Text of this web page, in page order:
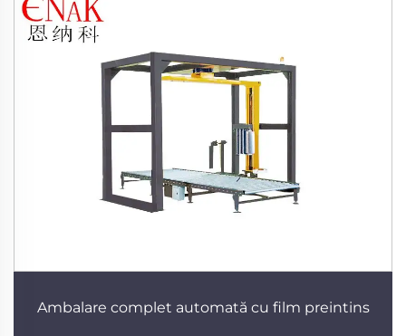
Ambalare complet automată cu film preintins